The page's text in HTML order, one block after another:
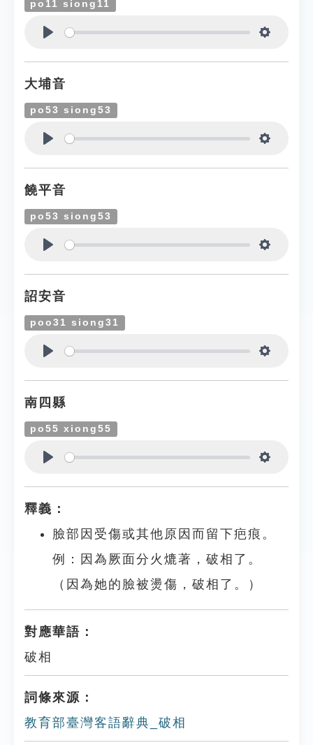
po11 siong11
大埔音
po53 siong53
饒平音
po53 siong53
詔安音
poo31 siong31
南四縣
po55 xiong55
釋義：
臉部因受傷或其他原因而留下疤痕。
例：因為厥面分火熝著，破相了。
（因為她的臉被燙傷，破相了。）
對應華語：
破相
詞條來源：
教育部臺灣客語辭典_破相